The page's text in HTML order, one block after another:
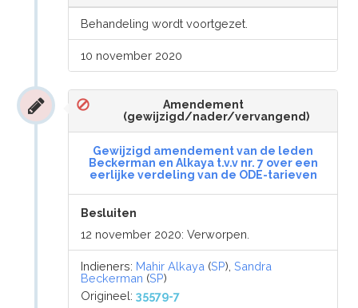
Behandeling wordt voortgezet.
10 november 2020
Amendement
(gewijzigd/nader/vervangend)
Gewijzigd amendement van de leden
Beckerman en Alkaya t.v.v nr. 7 over een
eerlijke verdeling van de ODE-tarieven
Besluiten
12 november 2020: Verworpen.
Indieners: Mahir Alkaya (SP),Sandra
Beckerman (SP)
Origineel:35579-7